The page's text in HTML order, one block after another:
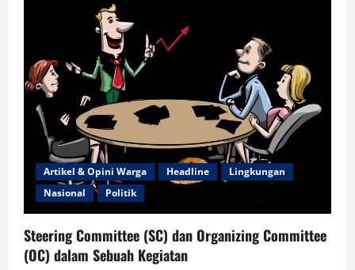
BP2T
Capai
PAD
8
Artikel & Opini Warga Headline
Lingkungan
Nasional
Politik
Steering Committee (SC) dan Organizing Committee
(OC) dalam Sebuah Kegiatan